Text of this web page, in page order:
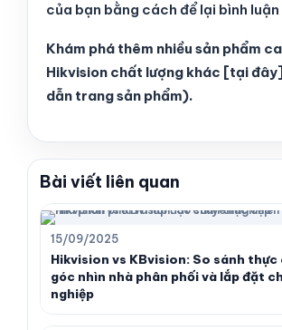
của bạn bằng cách để lại bình
Khám phá thêm nhiều sản phẩm
Hikvision chất lượng khác [tại
dẫn trang sản phẩm).
Bài viết liên quan
15/09/2025
Hikvision vs KBvision: So sánh thực
góc nhìn nhà phân phối và lắp đặt
nghiệp